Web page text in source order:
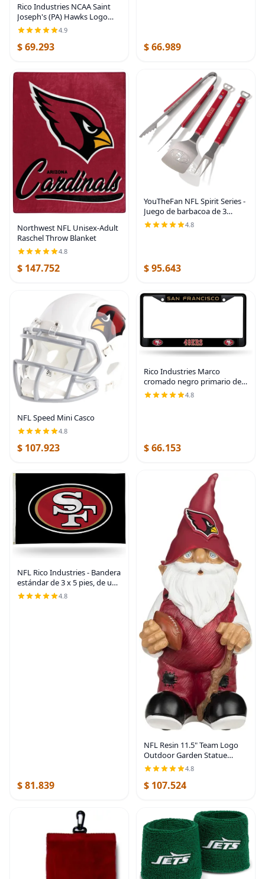
Rico Industries NCAA Saint
Joseph's (PA) Hawks Logo
Principal Color Marrón 16 oz
Logotipo del Equipo de Color
Láser Grabado en Cerámica
4.9
$ 69.293 $ 66.989
Northwest NFL Unisex-Adult
Raschel Throw Blanket
4.8
$ 147.752
YouTheFan NFL Spirit Series -
Juego de barbacoa de 3
piezas
4.8
$ 95.643
NFL Speed Mini Casco
4.8
$ 107.923
Rico Industries Marco
cromado negro primario de
fútbol americano de la NFL
con inserciones de plástico
4.8
$ 66.153
NFL Rico Industries - Bandera
estándar de 3 x 5 pies, de una
cara, para interior o exterior,
4.8
$ 81.839
NFL Resin 11.5" Team Logo
Outdoor Garden Statue
Gnome
4.8
$ 107.524